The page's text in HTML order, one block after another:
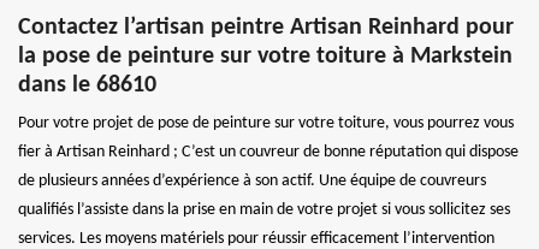
Contactez l’artisan peintre Artisan Reinhard pour
la pose de peinture sur votre toiture à Markstein
dans le 68610
Pour votre projet de pose de peinture sur votre toiture, vous pourrez vous
fier à Artisan Reinhard ; C’est un couvreur de bonne réputation qui dispose
de plusieurs années d’expérience à son actif. Une équipe de couvreurs
qualifiés l’assiste dans la prise en main de votre projet si vous sollicitez ses
services. Les moyens matériels pour réussir efficacement l’intervention